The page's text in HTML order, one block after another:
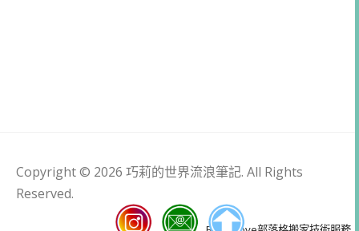
Copyright © 2026 巧莉的世界流浪筆記. All Rights
Reserved.